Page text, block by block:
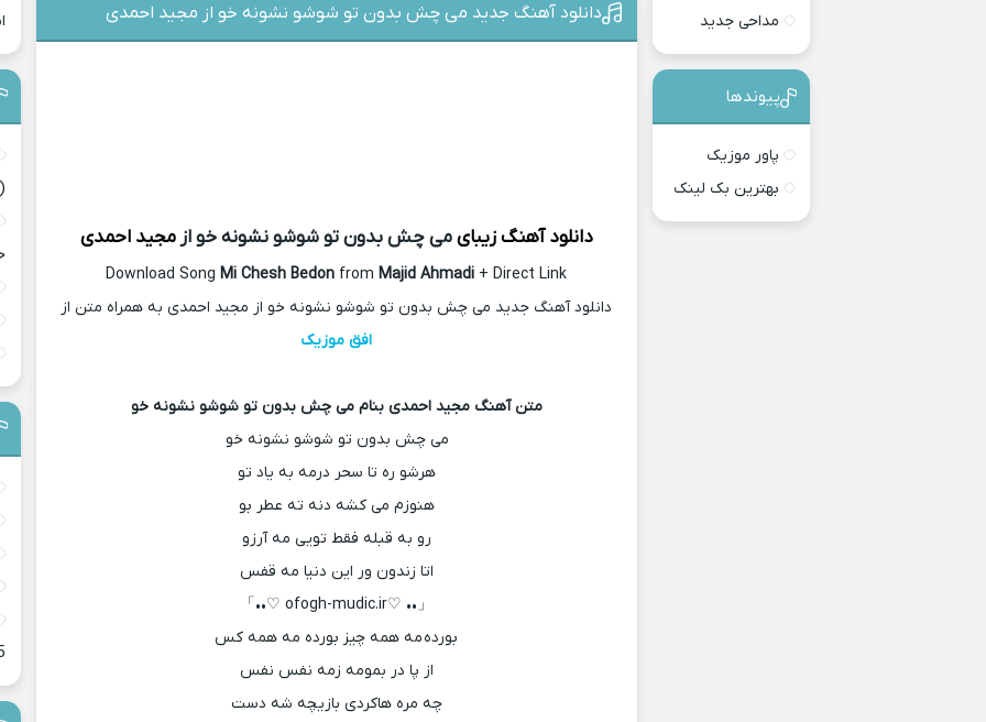
دانلود آهنگ جدید می چش بدون تو شوشو نشونه خو از مجید احمدی
دانلود آهنگ زیبایمی چش بدون تو شوشو نشونه خو ازمجید احمدی
Download SongMi Chesh Bedon from Majid Ahmadi + Direct Link
دانلود آهنگ جدید می چش بدون تو شوشو نشونه خو از مجید احمدی به همراه متن از
افق موزیک
متن آهنگ مجید احمدی بنام می چش بدون تو شوشو نشونه خو
می چش بدون تو شوشو نشونه خو
هرشو ره تا سحر درمه به یاد تو
هنوزم می کشه دنه ته عطر بو
رو به قبله فقط تویی مه آرزو
اتا زندون ور این دنیا مه قفس
「•• ♡ofogh-mudic.ir ♡••」
بورده مه همه چیز بورده مه همه کس
از پا در بمومه زمه نفس نفس
چه مره هاکردی بازیچه شه دست
مداحی جدید
پیوندها
پاور موزیک
بهترین بک لینک